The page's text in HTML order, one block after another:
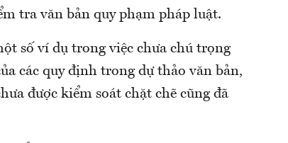
tra văn bản quy phạm pháp luật.
số ví dụ trong việc chưa chú trọng
các quy định trong dự thảo văn bản,
được kiểm soát chặt chẽ cũng đã